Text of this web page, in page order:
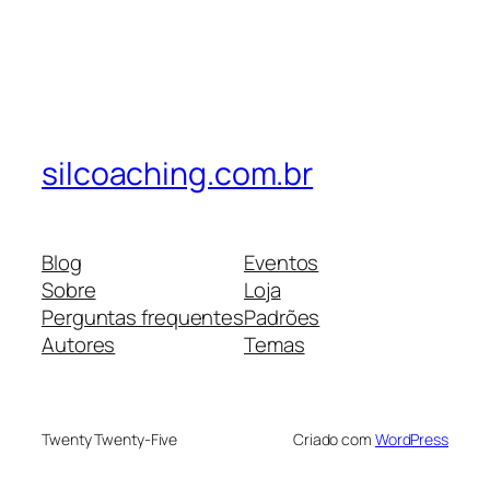
silcoaching.com.br
Blog
Sobre
Perguntas frequentes
Autores
Eventos
Loja
Padrões
Temas
Twenty Twenty-Five Criado com WordPress